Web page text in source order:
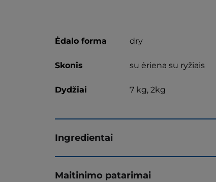
Ėdalo forma dry
Skonis su ėriena su ryžiais
Dydžiai 7 kg, 2kg
Ingredientai
Maitinimo patarimai